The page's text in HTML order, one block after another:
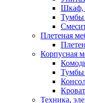
Шкаф,
Тумбы
Плетеная
Корпусная
Техника,